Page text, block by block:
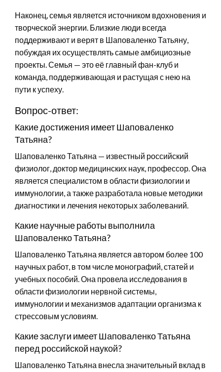
Наконец, семья является источником вдохновения и
творческой энергии. Близкие люди всегда
поддерживают и верят в Шаповаленко Татьяну,
побуждая их осуществлять самые амбициозные
проекты. Семья — это её главный фан-клуб и
команда, поддерживающая и растущая с нею на
пути к успеху.
Вопрос-ответ:
Какие достижения имеет Шаповаленко
Татьяна?
Шаповаленко Татьяна — известный российский
физиолог, доктор медицинских наук, профессор. Она
является специалистом в области физиологии и
иммунологии, а также разработала новые методики
диагностики и лечения некоторых заболеваний.
Какие научные работы выполнила
Шаповаленко Татьяна?
Шаповаленко Татьяна является автором более 100
научных работ, в том числе монографий, статей и
учебных пособий. Она провела исследования в
области физиологии нервной системы,
иммунологии и механизмов адаптации организма к
стрессовым условиям.
Какие заслуги имеет Шаповаленко Татьяна
перед российской наукой?
Шаповаленко Татьяна внесла значительный вклад в